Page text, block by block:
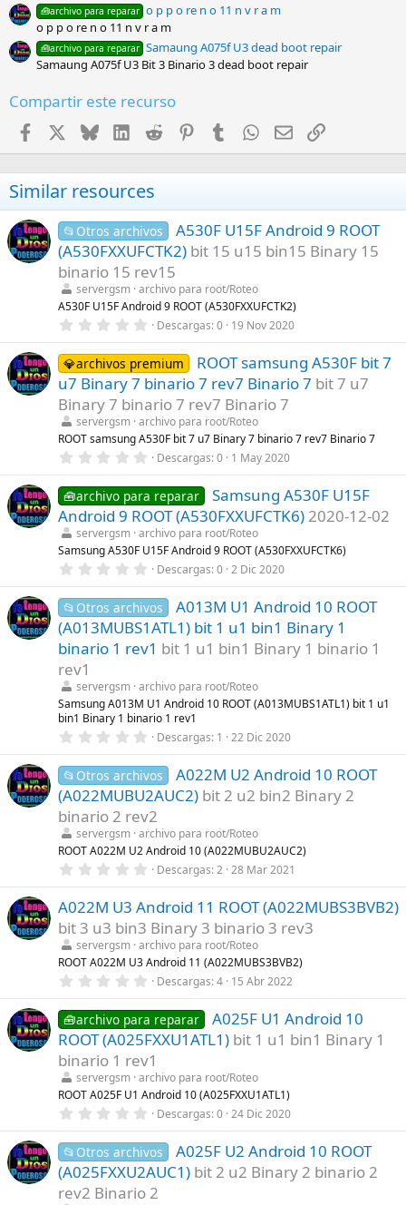
🧰archivo para reparar o p p o re n o 11 n v r a m
o p p o re n o 11 n v r a m
🧰archivo para reparar Samaung A075f U3 dead boot repair
Samaung A075f U3 Bit 3 Binario 3 dead boot repair
Compartir este recurso
Facebook BlueskyLinkedInReddit PinterestTumblr WhatsApp
EmailEnlace
Similar resources
📂Otros archivos
A530F U15F Android 9 ROOT
(A530FXXUFCTK2) bit 15 u15 bin15 Binary 15
binario 15 rev15
servergsm archivo para root/Roteo
A530F U15F Android 9 ROOT (A530FXXUFCTK2)
0
0
0
e
s
t
r
e
l
a
(
s
)
Descargas 0 19 Nov 2020
💎archivos premium
ROOT samsung A530F bit 7
u7 Binary 7 binario 7 rev7 Binario 7 bit 7 u7
Binary 7 binario 7 rev7 Binario 7
servergsm archivo para root/Roteo
ROOT samsung A530F bit 7 u7 Binary 7 binario 7 rev7 Binario 7
0
0
0
e
s
t
r
e
l
a
(
s
)
Descargas 0 1 May 2020
🧰archivo para reparar
Samsung A530F U15F
Android 9 ROOT (A530FXXUFCTK6) 2020-12-02
servergsm archivo para root/Roteo
Samsung A530F U15F Android 9 ROOT (A530FXXUFCTK6)
0
0
0
e
s
t
r
l
l
a
(
s
Descargas 0 2 Dic 2020
📂Otros archivos
A013M U1 Android 10 ROOT
(A013MUBS1ATL1) bit 1 u1 bin1 Binary 1
binario 1 rev1 bit 1 u1 bin1 Binary 1 binario 1
rev1
servergsm archivo para root/Roteo
Samsung A013M U1 Android 10 ROOT (A013MUBS1ATL1) bit 1 u1
bin1 Binary 1 binario 1 rev1
0
0
0
e
s
t
r
e
l
a
(
s
)
Descargas 1 22 Dic 2020
📂Otros archivos
A022M U2 Android 10 ROOT
(A022MUBU2AUC2) bit 2 u2 bin2 Binary 2
binario 2 rev2
servergsm archivo para root/Roteo
ROOT A022M U2 Android 10 (A022MUBU2AUC2)
0
0
0
e
s
t
r
e
l
a
(
s
)
Descargas 2 28 Mar 2021
A022M U3 Android 11 ROOT (A022MUBS3BVB2)
bit 3 u3 bin3 Binary 3 binario 3 rev3
servergsm archivo para root/Roteo
ROOT A022M U3 Android 11 (A022MUBS3BVB2)
0
0
0
e
s
t
r
e
l
a
(
s
)
Descargas 4 15 Abr 2022
🧰archivo para reparar
A025F U1 Android 10
ROOT (A025FXXU1ATL1) bit 1 u1 bin1 Binary 1
binario 1 rev1
servergsm archivo para root/Roteo
ROOT A025F U1 Android 10 (A025FXXU1ATL1)
0
0
0
e
s
t
r
Descargas 0 24 Dic 2020
📂Otros archivos
A025F U2 Android 10 ROOT
(A025FXXU2AUC1) bit 2 u2 Binary 2 binario 2
rev2 Binario 2